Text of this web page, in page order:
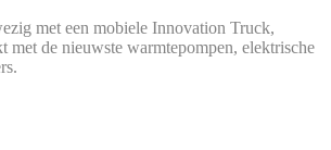
met een mobiele Innovation Truck,
met de nieuwste warmtepompen, elektrische